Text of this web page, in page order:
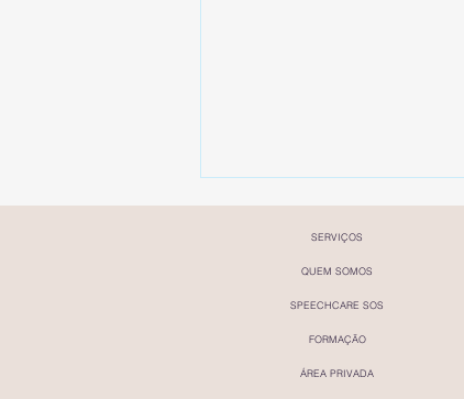
SERVIÇOS
QUEM SOMOS
SPEECHCARE SOS
FORMAÇÃO
ÁREA PRIVADA